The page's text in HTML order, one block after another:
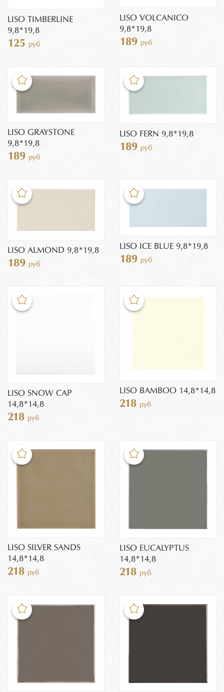
LISO TIMBERLINE
9,8*19,8
125 руб
LISO VOLCANICO
9,8*19,8
189 руб
LISO GRAYSTONE
9,8*19,8
189 руб
LISO FERN 9,8*19,8
189 руб
LISO ALMOND 9,8*19,8
189 руб
LISO ICE BLUE 9,8*19,8
189 руб
LISO SNOW CAP
14,8*14,8
218 руб
LISO BAMBOO 14,8*14,8
218 руб
LISO SILVER SANDS
14,8*14,8
218 руб
LISO EUCALYPTUS
14,8*14,8
218 руб